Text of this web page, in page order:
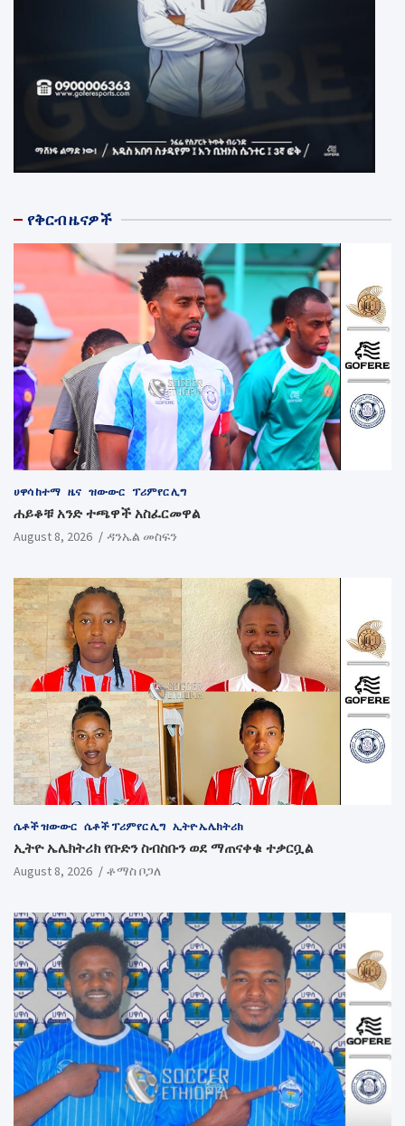
የቅርብ ዜናዎች
ሀዋሳ ከተማ ዜና ዝውውር ፕሪምየር ሊግ
ሐይቆቹ አንድ ተጫዋች አስፈርመዋል
August 8, 2026 ዳንኤል መስፍን
ሴቶች ዝውውር ሴቶች ፕሪምየር ሊግ ኢትዮ ኤሌክትሪክ
ኢትዮ ኤሌክትሪክ የቡድን ስብስቡን ወደ ማጠናቀቁ ተቃርቧል
August 8, 2026 ቶማስ ቦጋለ